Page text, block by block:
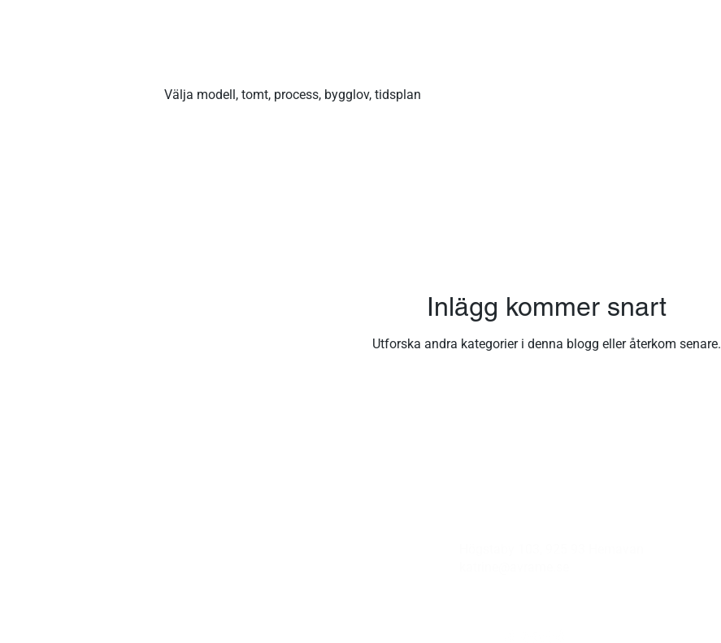
Välja modell, tomt, process, bygglov, tidsplan
Inlägg kommer snart
Utforska andra kategorier i denna blogg eller återkom senare.